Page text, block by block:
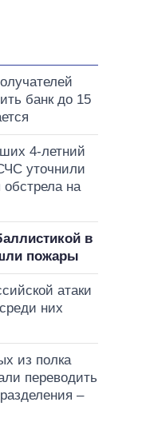
банк до 15
4-летний
уточнили
обстрела на
в
пожары
атаки
них
из полка
переводить
–